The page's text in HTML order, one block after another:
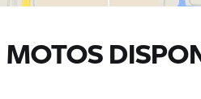
MOTOS